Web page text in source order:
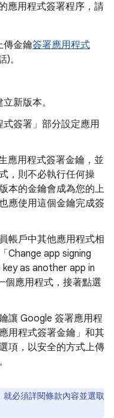
應用程式簽署程序，請
傳金鑰簽署應用程式
。
新版本。
簽署」 部分設定應用
應用程式簽署金鑰，並
，則不必執行任何操
本的金鑰會成為您的上
應使用這個金鑰完成簽
帳戶中其他應用程式相
Change app signing
as another app in
個應用程式，接著點選
讓 Google 簽署應用程
用程式簽署金鑰」 和其
項，以安全的方式上傳
就必須詳閱條款內容並選取